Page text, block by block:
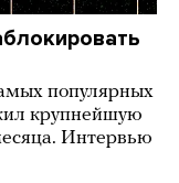
популярных
крупнейшую
Интервью